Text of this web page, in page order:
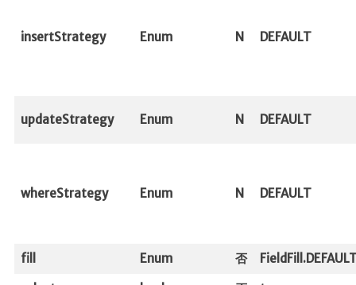
insertStrategy Enum N DEFAULT
updateStrategy Enum N DEFAULT
whereStrategy Enum N DEFAULT
fill Enum 否